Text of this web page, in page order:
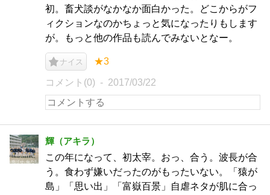
初。畜犬談がなかなか面白かった。どこからがフ
ィクションなのかちょっと気になったりもします
が。もっと他の作品も読んでみないとなー。
ナイス ★3
コメント(0) 2017/03/22
輝（アキラ）
この年になって、初太宰。おっ、合う。波長が合
う。食わず嫌いだったのがもったいない。「猿が
島」「思い出」「富嶽百景」自虐ネタが肌に合っ